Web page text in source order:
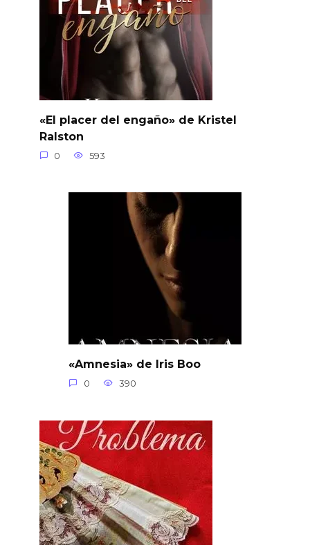
«El placer del engaño» de Kristel
Ralston
0 593
«Amnesia» de Iris Boo
0 390